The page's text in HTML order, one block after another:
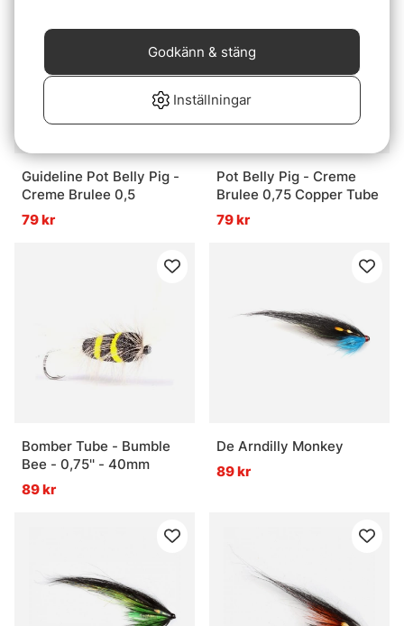
Guideline Pot Belly Pig -
Creme Brulee 0,5
79 kr
Pot Belly Pig - Creme
Brulee 0,75 Copper Tube
79 kr
Bomber Tube - Bumble
Bee - 0,75'' - 40mm
89 kr
De Arndilly Monkey
89 kr
Inställningar
Godkänn & stäng